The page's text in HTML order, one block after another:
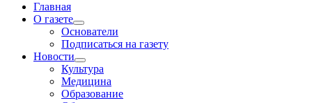
Главная
О газете
Основатели
Подписаться на газету
Новости
Культура
Медицина
Образование